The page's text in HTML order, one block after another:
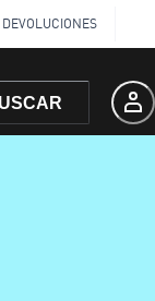
DEVOLUCIONES